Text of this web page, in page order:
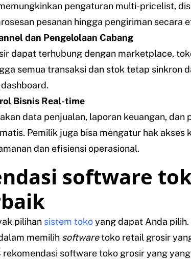
pengaturan multi-pricelist,
pesanan hingga pengiriman secara
dan Pengelolaan Cabang
dapat terhubung dengan marketplace,
semua transaksi dan stok tetap sinkron
Bisnis Real-time
data penjualan, laporan keuangan, dan
Pemilik juga bisa mengatur hak akses
dan efisiensi operasional.
software
pilihan sistem tokoyang dapat Anda pilih.
memilih softwaretoko retail grosir
software toko grosir yang